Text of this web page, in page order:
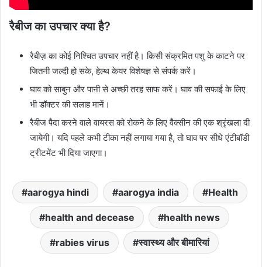
रैबीज का उपचार क्या है?
रैबीज़ का कोई निश्चित उपचार नहीं है। किसी संक्रमित पशु के काटने पर
जितनी जल्दी हो सके, हेल्थ केयर विशेषज्ञ से संपर्क करें।
घाव को साबुन और पानी से अच्छी तरह साफ करें। घाव की सफाई के लिए
भी डॉक्टर की सलाह मानें।
रैबीज पैदा करने वाले वायरस को रोकने के लिए वैक्सीन की एक श्रृंखला दी
जायेगी। यदि पहले कभी टीका नहीं लगाया गया है, तो घाव पर सीधे एंटीबॉडी
ट्रीटमेंट भी दिया जाएगा।
aarogya hindi aarogya india Health
health and decease health news
rabies virus स्वास्थ्य और बीमारियां